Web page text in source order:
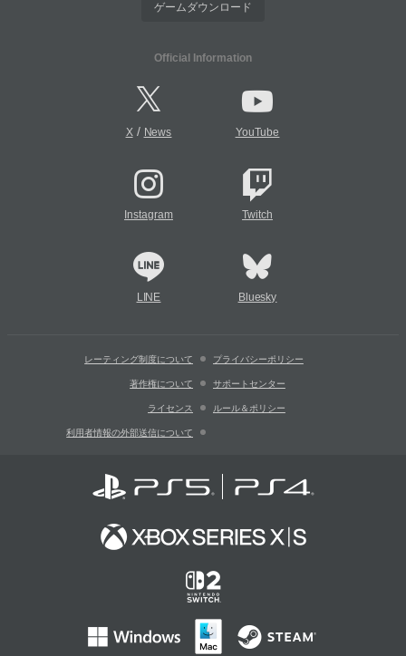
ゲームダウンロード
Official Information
X/ News YouTube
Instagram Twitch
LINE Bluesky
レーティング制度について プライバシーポリシー
著作権について サポートセンター
ライセンス ルール＆ポリシー
利用者情報の外部送信について